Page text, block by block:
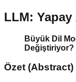
LLM: Yapay
Büyük Dil
Değiştiriyor?
Özet (Abstract)